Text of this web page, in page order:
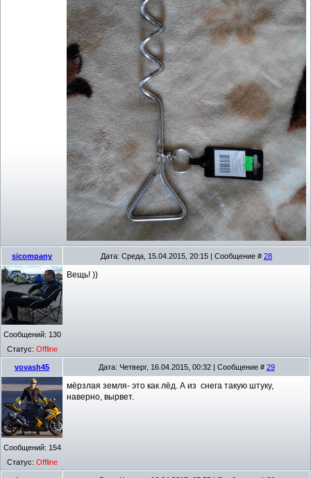
sicompany Дата: Среда, 15.04.2015, 20:15 | Сообщение # 28
Сообщений: 130
Статус: Offline
Вещь! ))
vovash45 Дата: Четверг, 16.04.2015, 00:32 | Сообщение # 29
Сообщений: 154
Статус: Offline
мёрзлая земля- это как лёд. А из снега такую штуку,
наверно, вырвет.